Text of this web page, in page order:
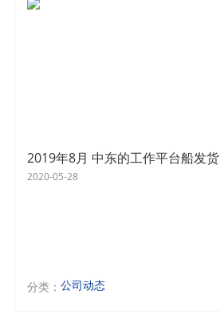
2019年8月 中东的工作平台船发货
2020-05-28
分类： 公司动态